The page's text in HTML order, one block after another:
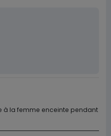
à la femme enceinte pendant